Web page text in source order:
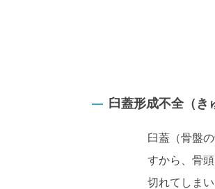
臼蓋形成不全（き
臼蓋（骨盤
すから、骨
切れてしまい